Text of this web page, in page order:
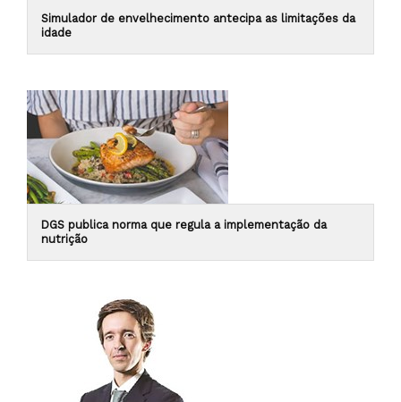
Simulador de envelhecimento antecipa as limitações da
idade
DGS publica norma que regula a implementação da
nutrição